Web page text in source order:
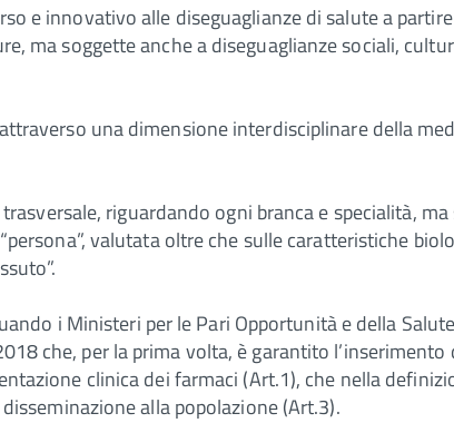
e innovativo alle diseguaglianze di salute a
ma soggette anche a diseguaglianze sociali,
una dimensione interdisciplinare della
riguardando ogni branca e specialità,
valutata oltre che sulle caratteristiche
i Ministeri per le Pari Opportunità e della
che, per la prima volta, è garantito
clinica dei farmaci (Art.1), che nella
alla popolazione (Art.3).